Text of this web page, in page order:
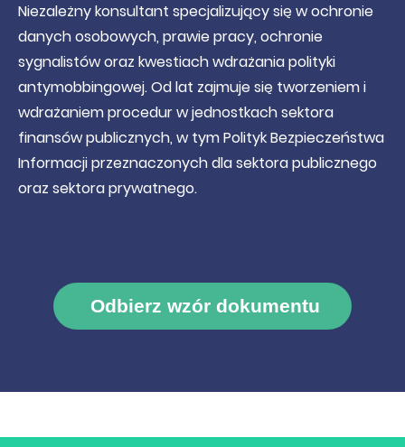
Niezależny konsultant specjalizujący się w ochronie
danych osobowych, prawie pracy, ochronie
sygnalistów oraz kwestiach wdrażania polityki
antymobbingowej. Od lat zajmuje się tworzeniem i
wdrażaniem procedur w jednostkach sektora
finansów publicznych, w tym Polityk Bezpieczeństwa
Informacji przeznaczonych dla sektora publicznego
oraz sektora prywatnego.
Odbierz wzór dokumentu